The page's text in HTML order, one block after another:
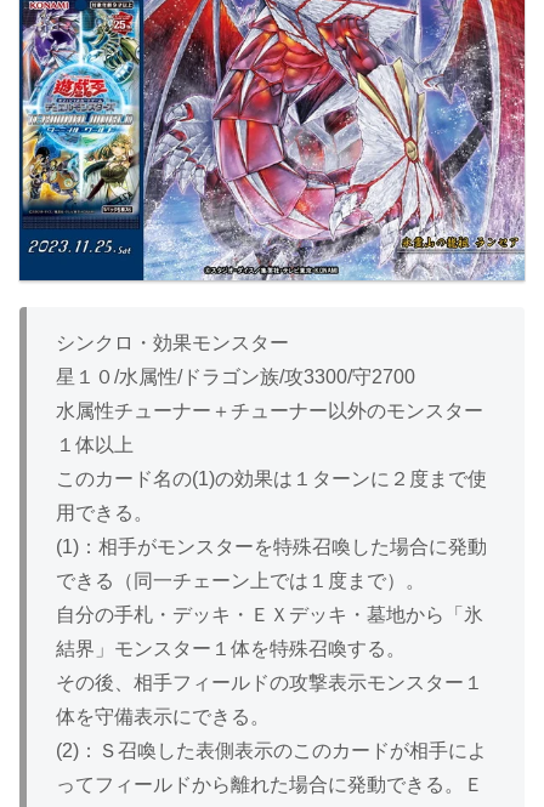
シンクロ・効果モンスター
星１０/水属性/ドラゴン族/攻3300/守2700
水属性チューナー＋チューナー以外のモンスター
１体以上
このカード名の(1)の効果は１ターンに２度まで使
用できる。
(1)：相手がモンスターを特殊召喚した場合に発動
できる（同一チェーン上では１度まで）。
自分の手札・デッキ・ＥＸデッキ・墓地から「氷
結界」モンスター１体を特殊召喚する。
その後、相手フィールドの攻撃表示モンスター１
体を守備表示にできる。
(2)：Ｓ召喚した表側表示のこのカードが相手によ
ってフィールドから離れた場合に発動できる。Ｅ